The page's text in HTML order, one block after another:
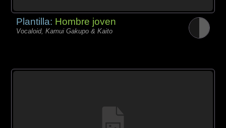
Plantilla: Hombre joven
Vocaloid, Kamui Gakupo & Kaito